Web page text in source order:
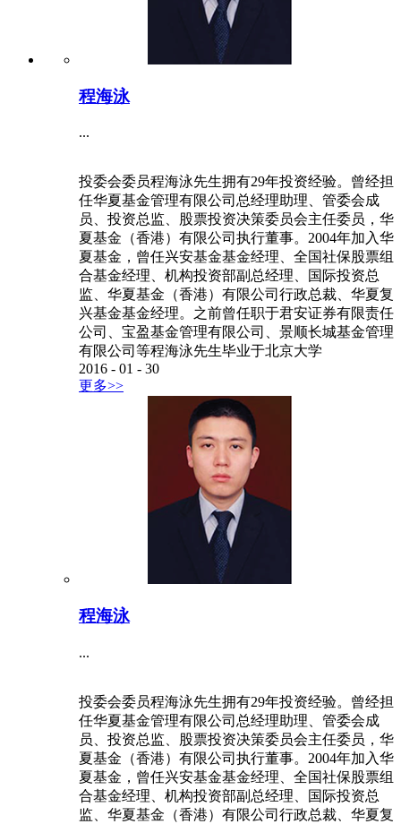
程海泳
...
投委会委员程海泳先生拥有29年投资经验。曾经担
任华夏基金管理有限公司总经理助理、管委会成
员、投资总监、股票投资决策委员会主任委员，华
夏基金（香港）有限公司执行董事。2004年加入华
夏基金，曾任兴安基金基金经理、全国社保股票组
合基金经理、机构投资部副总经理、国际投资总
监、华夏基金（香港）有限公司行政总裁、华夏复
兴基金基金经理。之前曾任职于君安证券有限责任
公司、宝盈基金管理有限公司、景顺长城基金管理
有限公司等程海泳先生毕业于北京大学
2016 - 01 - 30
更多>>
程海泳
...
投委会委员程海泳先生拥有29年投资经验。曾经担
任华夏基金管理有限公司总经理助理、管委会成
员、投资总监、股票投资决策委员会主任委员，华
夏基金（香港）有限公司执行董事。2004年加入华
夏基金，曾任兴安基金基金经理、全国社保股票组
合基金经理、机构投资部副总经理、国际投资总
监、华夏基金（香港）有限公司行政总裁、华夏复